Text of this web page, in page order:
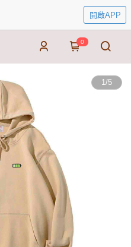
開啟APP
0
1/5